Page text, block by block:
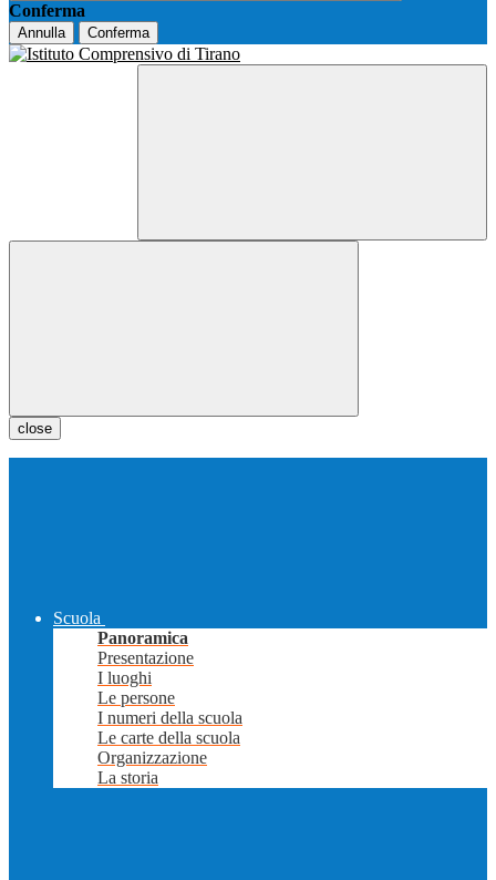
Conferma
Annulla Conferma
close
Scuola
Panoramica
Presentazione
I luoghi
Le persone
I numeri della scuola
Le carte della scuola
Organizzazione
La storia